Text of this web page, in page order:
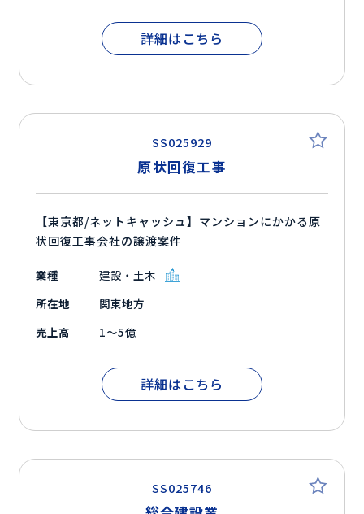
詳細はこちら
SS025929
原状回復工事
【東京都/ネットキャッシュ】マンションにかかる原
状回復工事会社の譲渡案件
業種
建設・土木
所在地
関東地方
売上高
1～5億
詳細はこちら
SS025746